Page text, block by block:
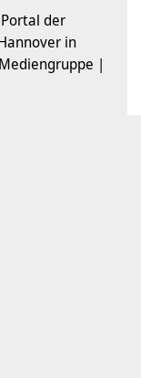
der
in
|